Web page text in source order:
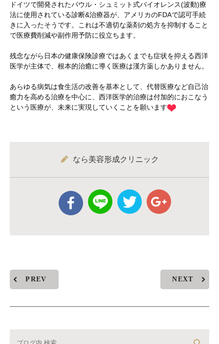
ドイツで開発されたパウル・シュミット式バイオレンス(波動)療
法に使用されている診断&治療器が、アメリカのFDAで認可手続
きに入ったそうです。これは不適切な薬剤の処方を抑制すること
で医療費削減や副作用予防に役立ちます。
残念ながら日本の健康保険診療ではあくまでも症状を抑える西洋
医学が主体で、根本的治癒に導く医療は漢方薬しかありません。
あらゆる病気は食生活の改善を基本として、代替医療など自己治
癒力を高める治療を中心に、西洋医学的治療は付加的におこなう
という医療が、未来に実現していくことを願います
なら美容形成クリニック
PREV NEXT